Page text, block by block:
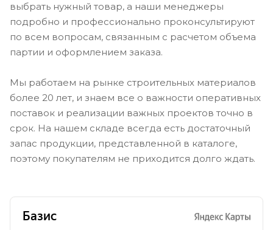
выбрать нужный товар, а наши менеджеры
подробно и профессионально проконсультируют
по всем вопросам, связанным с расчетом объема
партии и оформлением заказа.
Мы работаем на рынке строительных материалов
более 20 лет, и знаем все о важности оперативных
поставок и реализации важных проектов точно в
срок. На нашем складе всегда есть достаточный
запас продукции, представленной в каталоге,
поэтому покупателям не приходится долго ждать.